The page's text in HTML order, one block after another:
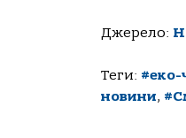
Джерело:
Теги:
новини,